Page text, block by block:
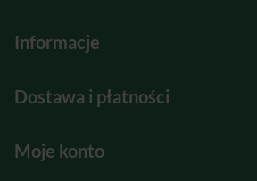
Informacje
Dostawa i płatności
Moje konto